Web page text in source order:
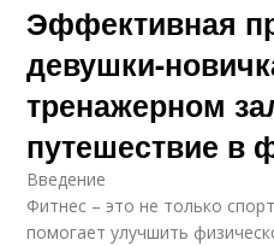
Эффективная
девушки-
тренажерном
путешествие в
Введение
Фитнес – это не только
помогает улучшить